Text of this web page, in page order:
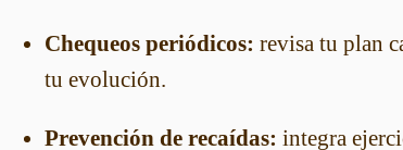
Chequeos periódicos: revisa tu plan
tu evolución.
Prevención de recaídas: integra